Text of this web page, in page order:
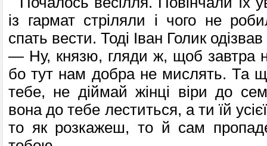
із гармат стріляли і чого не
спать вести. Тоді Іван Голик
— Ну, князю, гляди ж, щоб завтра
бо тут нам добра не мислять. Та
тебе, не діймай жінці віри до
вона до тебе леститься, а ти їй
то як розкажеш, то й сам